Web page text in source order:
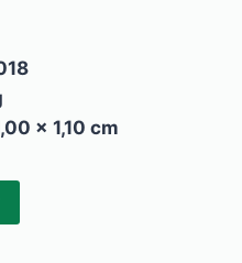
x 21,00 x 1,10 cm